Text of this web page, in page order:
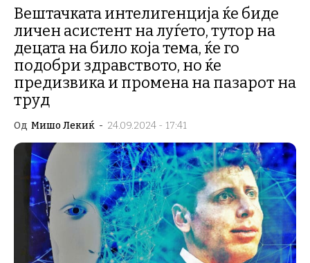
Вештачката интелигенција ќе биде
личен асистент на луѓето, тутор на
децата на било која тема, ќе го
подобри здравството, но ќе
предизвика и промена на пазарот на
труд
Од Мишо Лекиќ - 24.09.2024 - 17:41